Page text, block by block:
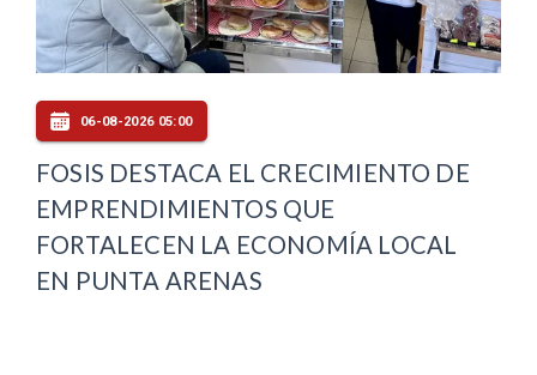
06-08-2026 05:00
FOSIS DESTACA EL CRECIMIENTO DE
EMPRENDIMIENTOS QUE
FORTALECEN LA ECONOMÍA LOCAL
EN PUNTA ARENAS